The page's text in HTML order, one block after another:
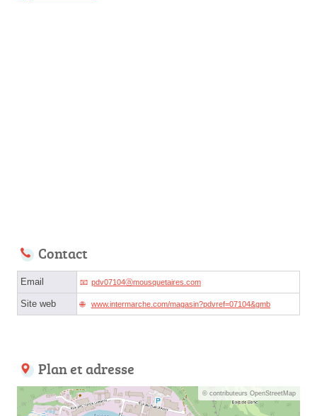
Contact
Email pdv07104ⓐmousquetaires.com
Site web www.intermarche.com/magasin?pdvref=07104&gmb
Plan et adresse
© contributeurs OpenStreetMap